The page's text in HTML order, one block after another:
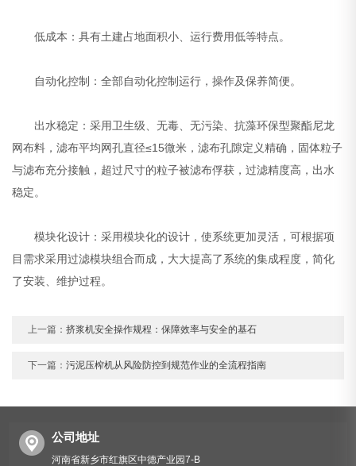
低成本：具有土建占地面积小、运行费用低等特点。
自动化控制：全部自动化控制运行，操作及保养简便。
出水稳定：采用卫生级、无毒、无污染、抗藻环保型聚酯尼龙
网布料，滤布平均网孔直径≤15微米，滤布孔隙定义精确，固体粒子
与滤布充分接触，超过尺寸的粒子被滤布俘获，过滤精度高，出水
稳定。
模块化设计：采用模块化的设计，使系统更加灵活，可根据项
目需求采用过滤模块组合而成，大大提高了系统的集成程度，简化
了安装、维护过程。
上一篇：挤浆机安全操作规程：保障效率与安全的基石
下一篇：污泥压榨机从风险防控到规范作业的全流程指南
公司地址
河南省新乡市红旗区中德产业园7-B